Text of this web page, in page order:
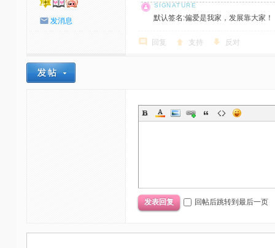
发消息 默认签名:偏爱是我家，发展靠大家
回复 支持 反对
发表回复 回帖后跳转到最后一页